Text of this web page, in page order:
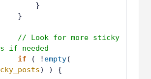
}
}
// Look for more sticky
if needed
if
( ! empty
) ) {